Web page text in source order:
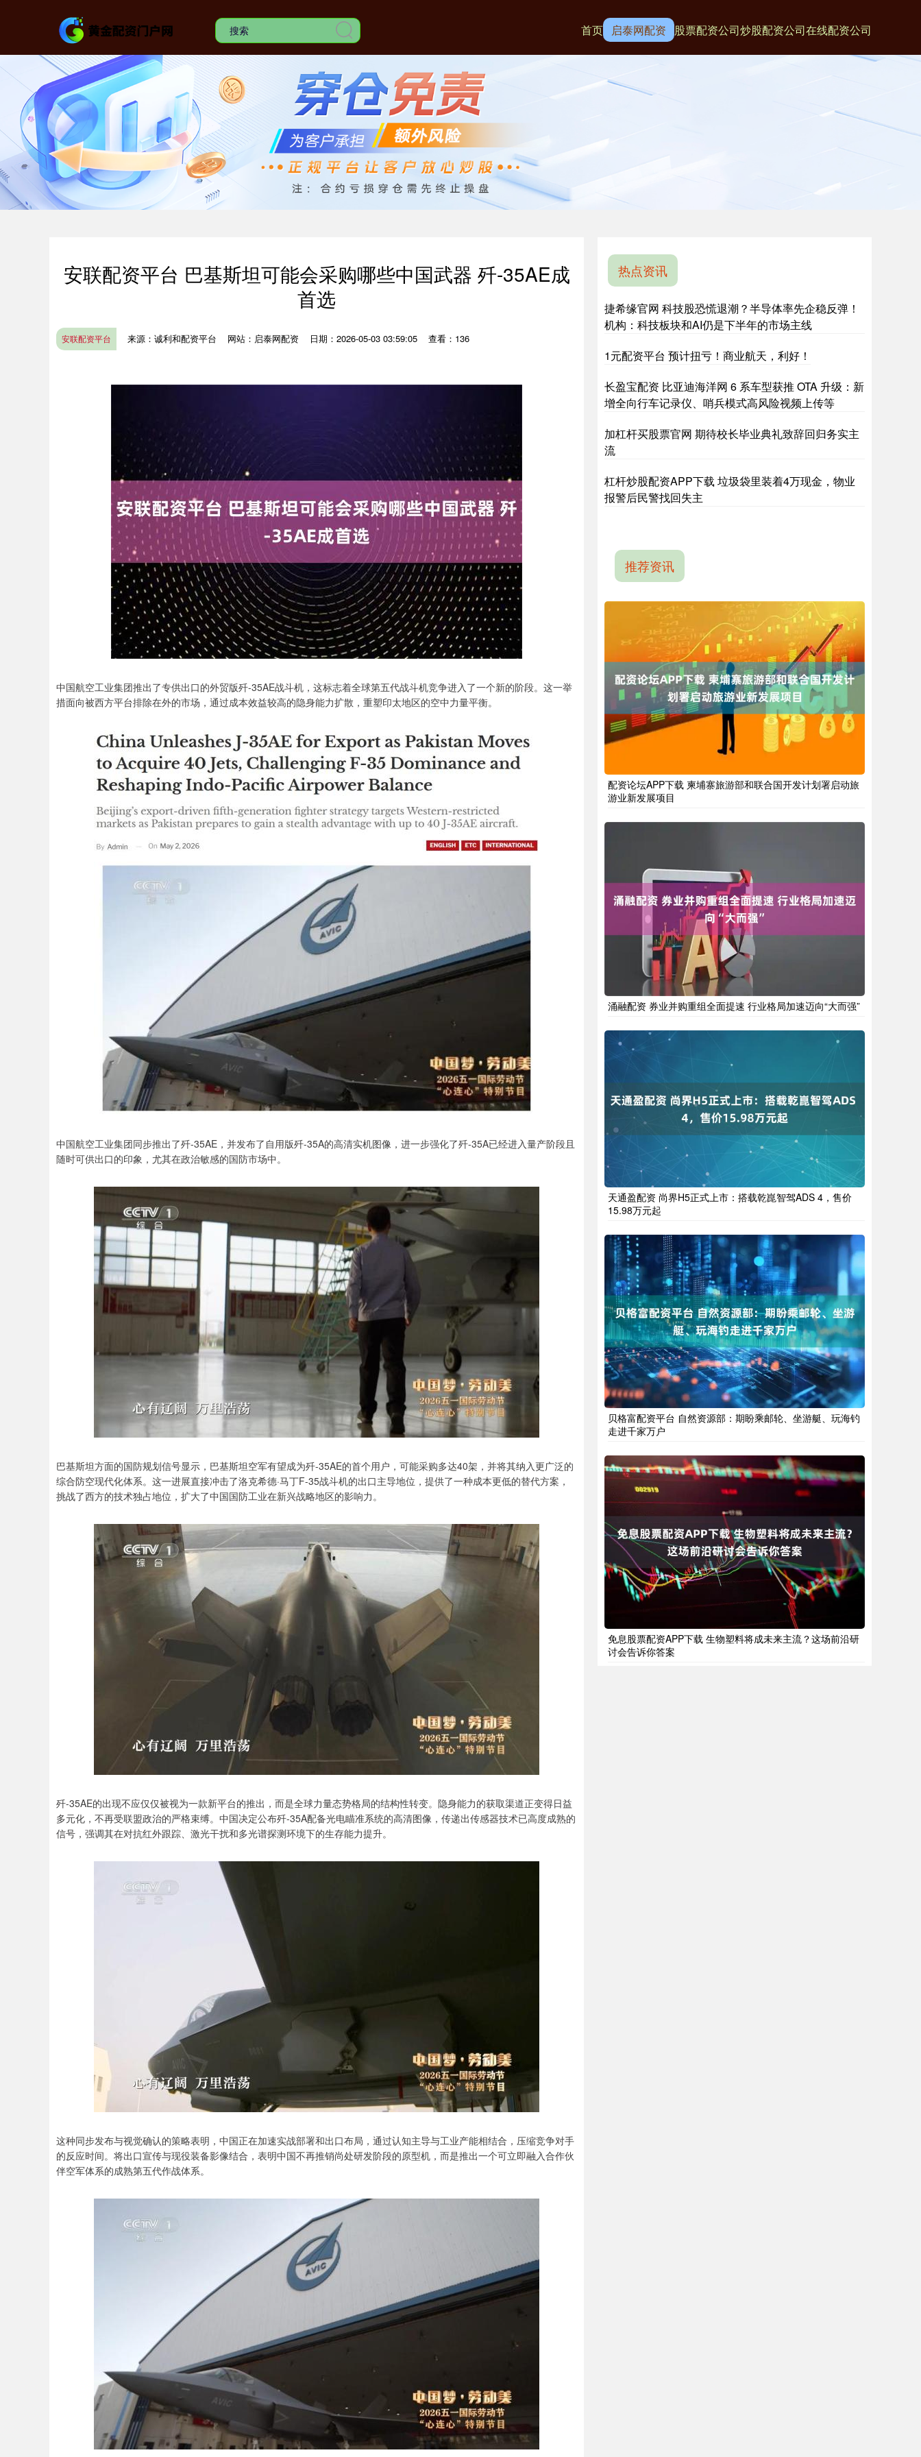
首页 启泰网配资 股票配资公司炒股配资公司在线配资公司
安联配资平台 巴基斯坦可能会采购哪些中国武器 歼-35AE成
首选
安联配资平台 来源：诚利和配资平台 网站：启泰网配资 日期：2026-05-03 03:59:05 查看：136
中国航空工业集团推出了专供出口的外贸版歼-35AE战斗机，这标志着全球第五代战斗机竞争进入了一个新的阶段。这一举
措面向被西方平台排除在外的市场，通过成本效益较高的隐身能力扩散，重塑印太地区的空中力量平衡。
中国航空工业集团同步推出了歼-35AE，并发布了自用版歼-35A的高清实机图像，进一步强化了歼-35A已经进入量产阶段且
随时可供出口的印象，尤其在政治敏感的国防市场中。
巴基斯坦方面的国防规划信号显示，巴基斯坦空军有望成为歼-35AE的首个用户，可能采购多达40架，并将其纳入更广泛的
综合防空现代化体系。这一进展直接冲击了洛克希德·马丁F-35战斗机的出口主导地位，提供了一种成本更低的替代方案，
挑战了西方的技术独占地位，扩大了中国国防工业在新兴战略地区的影响力。
歼-35AE的出现不应仅仅被视为一款新平台的推出，而是全球力量态势格局的结构性转变。隐身能力的获取渠道正变得日益
多元化，不再受联盟政治的严格束缚。中国决定公布歼-35A配备光电瞄准系统的高清图像，传递出传感器技术已高度成熟的
信号，强调其在对抗红外跟踪、激光干扰和多光谱探测环境下的生存能力提升。
这种同步发布与视觉确认的策略表明，中国正在加速实战部署和出口布局，通过认知主导与工业产能相结合，压缩竞争对手
的反应时间。将出口宣传与现役装备影像结合，表明中国不再推销尚处研发阶段的原型机，而是推出一个可立即融入合作伙
伴空军体系的成熟第五代作战体系。
热点资讯
捷希缘官网 科技股恐慌退潮？半导体率先企稳反弹！
机构：科技板块和AI仍是下半年的市场主线
1元配资平台 预计扭亏！商业航天，利好！
长盈宝配资 比亚迪海洋网 6 系车型获推 OTA 升级：新
增全向行车记录仪、哨兵模式高风险视频上传等
加杠杆买股票官网 期待校长毕业典礼致辞回归务实主
流
杠杆炒股配资APP下载 垃圾袋里装着4万现金，物业
报警后民警找回失主
推荐资讯
配资论坛APP下载 柬埔寨旅游部和联合国开发计划署启动旅
游业新发展项目
涌融配资 券业并购重组全面提速 行业格局加速迈向“大而强”
天通盈配资 尚界H5正式上市：搭载乾崑智驾ADS 4，售价
15.98万元起
贝格富配资平台 自然资源部：期盼乘邮轮、坐游艇、玩海钓
走进千家万户
免息股票配资APP下载 生物塑料将成未来主流？这场前沿研
讨会告诉你答案